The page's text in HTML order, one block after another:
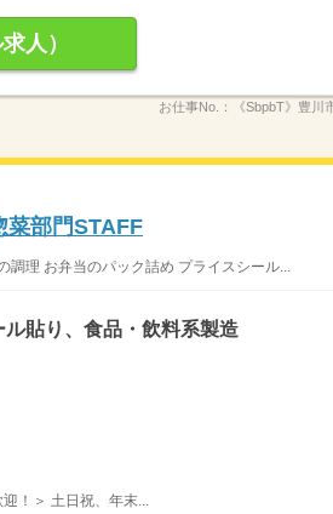
人）
お仕事No.： 《SbpbT》豊川
菜部門STAFF
調理 お弁当のパック詰め プライスシール...
貼り、食品・飲料系製造
！＞ 土日祝、年末...